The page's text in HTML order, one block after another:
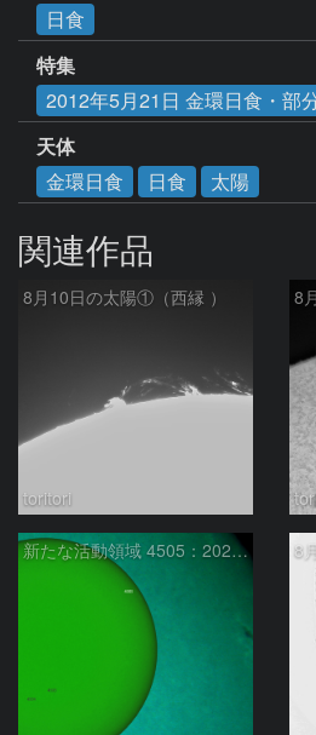
日食
特集
2012年5月21日 金環日食・部
天体
金環日食
日食 太陽
関連作品
8月10日の太陽①（西縁 ）
toritori
8
新たな活動領域 4505：2026/08/10 8